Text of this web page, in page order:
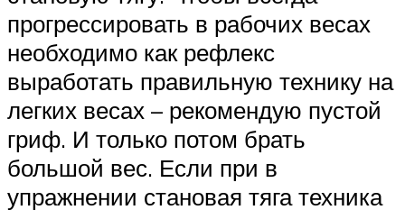
прогрессировать в рабочих весах
необходимо как рефлекс
выработать правильную технику на
легких весах – рекомендую пустой
гриф. И только потом брать
большой вес. Если при в
упражнении становая тяга техника